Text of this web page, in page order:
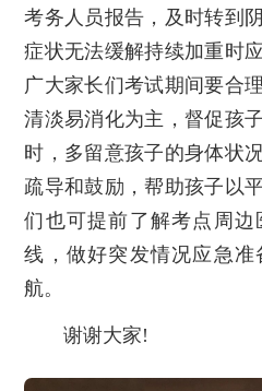
考务人员报告，及时转到
症状无法缓解持续加重时
广大家长们考试期间要合
清淡易消化为主，督促孩
时，多留意孩子的身体状
疏导和鼓励，帮助孩子以
们也可提前了解考点周
线，做好突发情况应急
航。
谢谢大家!